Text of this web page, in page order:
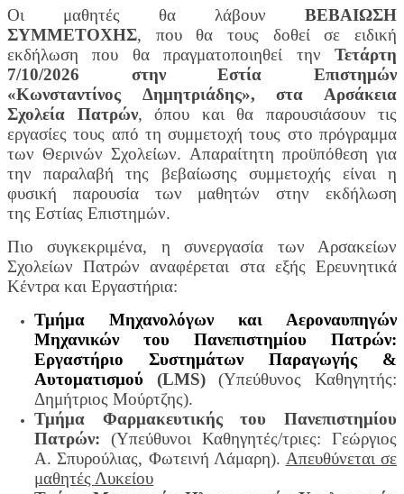
Οι μαθητές θα λάβουν ΒΕΒΑΙΩΣΗ
ΣΥΜΜΕΤΟΧΗΣ, που θα τους δοθεί σε ειδική
εκδήλωση που θα πραγματοποιηθεί την Τετάρτη
7/10/2026 στην Εστία Επιστημών
«Κωνσταντίνος Δημητριάδης», στα Αρσάκεια
Σχολεία Πατρών, όπου και θα παρουσιάσουν τις
εργασίες τους από τη συμμετοχή τους στο πρόγραμμα
των Θερινών Σχολείων. Απαραίτητη προϋπόθεση για
την παραλαβή της βεβαίωσης συμμετοχής είναι η
φυσική παρουσία των μαθητών στην εκδήλωση
της Εστίας Επιστημών.
Πιο συγκεκριμένα, η συνεργασία των Αρσακείων
Σχολείων Πατρών αναφέρεται στα εξής Ερευνητικά
Κέντρα και Εργαστήρια:
Τμήμα Μηχανολόγων και Αεροναυπηγών
Μηχανικών του Πανεπιστημίου Πατρών:
Εργαστήριο Συστημάτων Παραγωγής &
Αυτοματισμού (LMS)(Υπεύθυνος Καθηγητής:
Δημήτριος Μούρτζης).
Τμήμα Φαρμακευτικής του Πανεπιστημίου
Πατρών: (Υπεύθυνοι Καθηγητές/τριες: Γεώργιος
A. Σπυρούλιας, Φωτεινή Λάμαρη). Απευθύνεται σε
μαθητές Λυκείου